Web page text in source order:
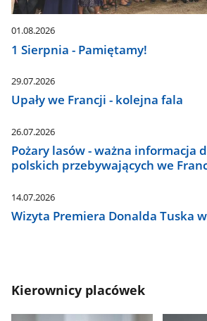
01.08.2026
1 Sierpnia - Pamiętamy!
29.07.2026
Upały we Francji - kolejna fala
26.07.2026
Pożary lasów - ważna informacja
polskich przebywających we
14.07.2026
Wizyta Premiera Donalda Tuska
Kierownicy placówek